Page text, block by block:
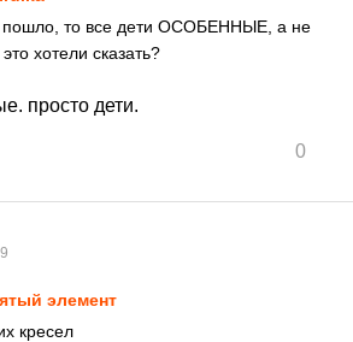
пошло, то все дети ОСОБЕННЫЕ, а не
хотели сказать?
просто дети.
0
элемент
кресел